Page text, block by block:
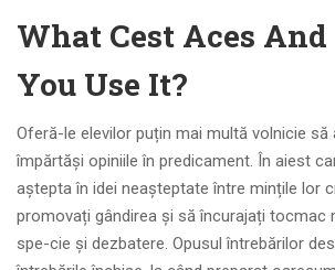
What Cest Aces And
You Use It?
Oferă-le elevilor puțin mai multă volnicie să
împărtăși opiniile în predicament. În aiest
aștepta în idei neașteptate între mințile lor
promovați gândirea și să încurajați tocmac
spe-cie și dezbatere. Opusul întrebărilor